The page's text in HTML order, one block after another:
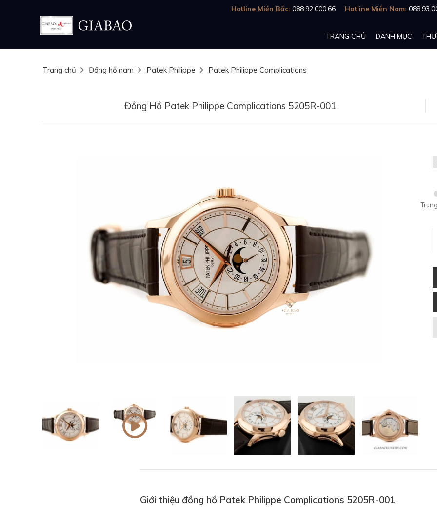
Hotline Miền Bắc: 088.92.000.66 Hotline Miền Nam:
TRANG CHỦ DANH MỤC
Trang chủ Đồng hồ nam Patek Philippe Patek Philippe Complications
Đồng Hồ Patek Philippe Complications 5205R-001
Giới thiệu đồng hồ Patek Philippe Complications 5205R-001